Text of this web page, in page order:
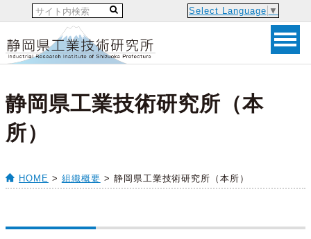
Select Language ▼
静岡県工業技術研究所（本
所）
HOME > 組織概要 > 静岡県工業技術研究所（本所）